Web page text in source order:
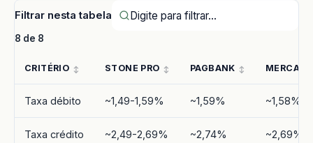
Filtrar nesta tabela
8 de 8
CRITÉRIO STONE PRO PAGBANK
Taxa débito ~1,49-1,59% ~1,59% ~1,58%
Taxa crédito
~2,49-2,69% ~2,74% ~2,69%